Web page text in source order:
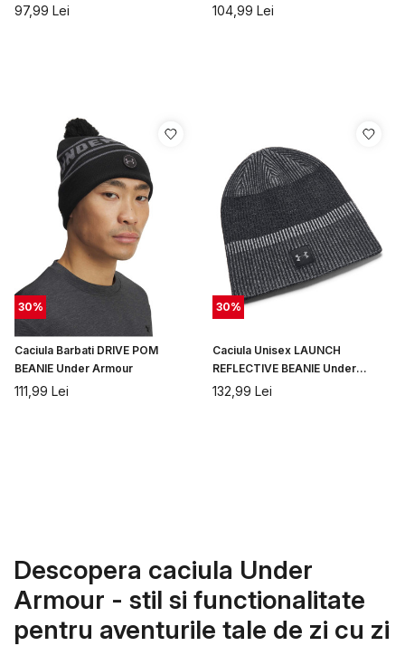
97,99 Lei 104,99 Lei
30%
Caciula Barbati DRIVE POM
BEANIE Under Armour
111,99 Lei
30%
Caciula Unisex LAUNCH
REFLECTIVE BEANIE Under
Armour
132,99 Lei
Descopera caciula Under
Armour - stil si functionalitate
pentru aventurile tale de zi cu zi